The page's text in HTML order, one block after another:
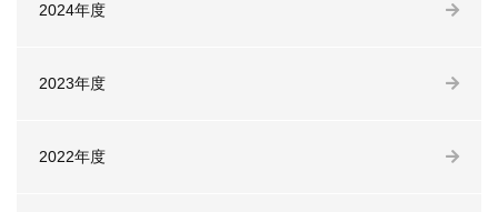
2024年度
2023年度
2022年度